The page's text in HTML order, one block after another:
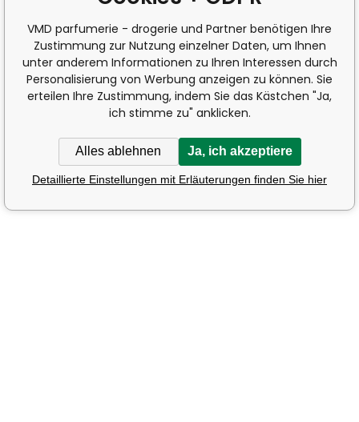
VMD parfumerie - drogerie und Partner benötigen Ihre
Zustimmung zur Nutzung einzelner Daten, um Ihnen
unter anderem Informationen zu Ihren Interessen durch
Personalisierung von Werbung anzeigen zu können. Sie
erteilen Ihre Zustimmung, indem Sie das Kästchen "Ja,
ich stimme zu" anklicken.
Alles ablehnen Ja, ich akzeptiere
Detaillierte Einstellungen mit Erläuterungen finden Sie hier